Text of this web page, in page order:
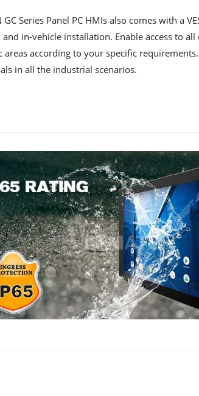
GC Series Panel PC HMIs also comes with a
and in-vehicle installation. Enable access to
areas according to your specific requirements.
in all the industrial scenarios.